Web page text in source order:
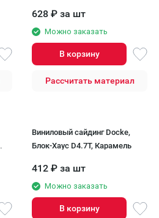
628 ₽ за шт
Можно заказать
В корзину
Рассчитать материал
Виниловый сайдинг Docke,
Блок-Хаус D4.7T, Карамель
412 ₽ за шт
Можно заказать
В корзину